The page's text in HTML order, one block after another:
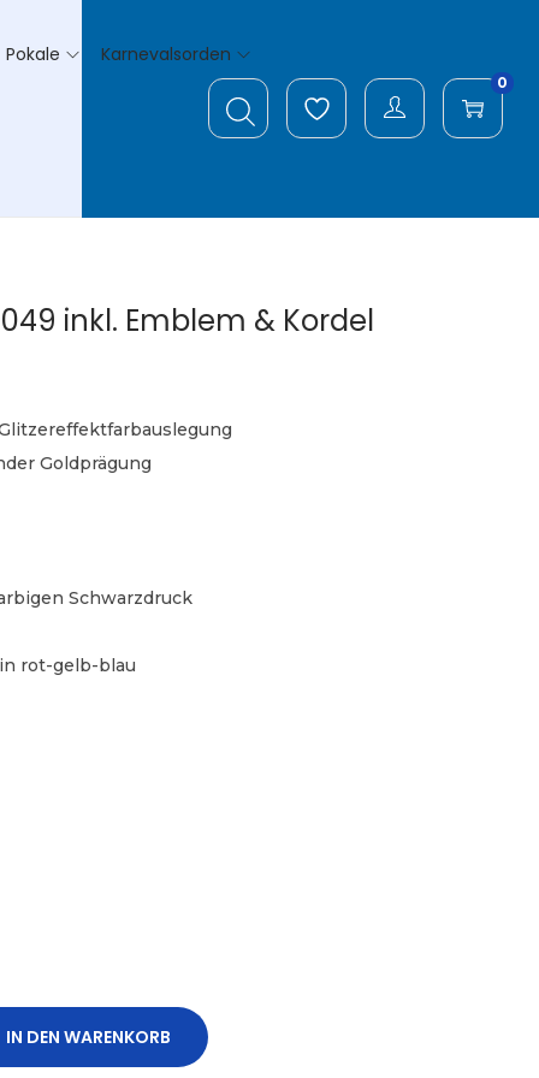
Pokale Karnevalsorden
0
inkl. Emblem & Kordel
Goldprägung
Schwarzdruck
rot-gelb-blau
IN DEN WARENKORB